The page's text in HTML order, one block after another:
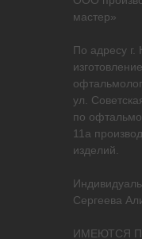
мастер»
По адресу г.
ул.
по
11а
изделий.
Сергеева
ИМЕЮТСЯ